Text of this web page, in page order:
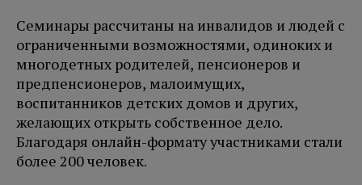
Семинары рассчитаны на инвалидов и людей с
ограниченными возможностями, одиноких и
многодетных родителей, пенсионеров и
предпенсионеров, малоимущих,
воспитанников детских домов и других,
желающих открыть собственное дело.
Благодаря онлайн-формату участниками стали
более 200 человек.